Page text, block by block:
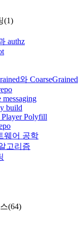
(1)
authz
와 CoarseGrained
messaging
build
Player Polyfill
웨어 공학
고리즘
(64)